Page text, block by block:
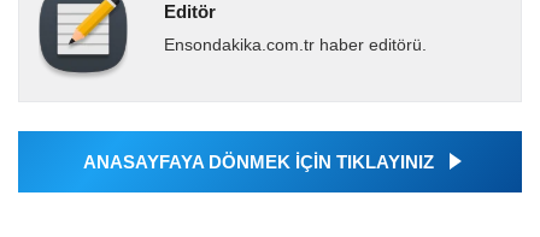
Editör
Ensondakika.com.tr haber editörü.
ANASAYFAYA DÖNMEK İÇİN TIKLAYINIZ